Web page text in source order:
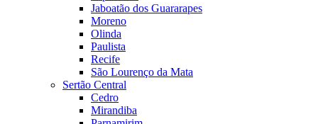
Jaboatão dos Guararapes
Moreno
Olinda
Paulista
Recife
São Lourenço da Mata
Sertão Central
Cedro
Mirandiba